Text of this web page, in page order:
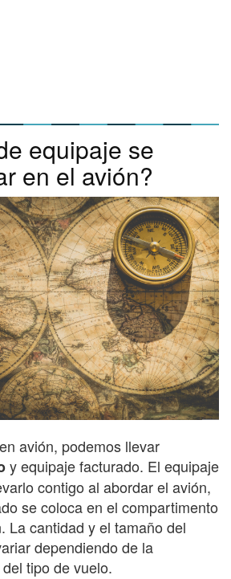
equipaje se
en el avión?
avión, podemos llevar
y equipaje facturado. El equipaje
contigo al abordar el avión,
se coloca en el compartimento
La cantidad y el tamaño del
dependiendo de la
tipo de vuelo.